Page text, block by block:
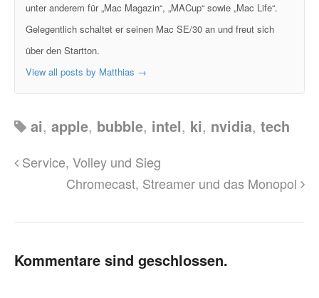
unter anderem für „Mac Magazin“, „MACup“ sowie „Mac Life“.
Gelegentlich schaltet er seinen Mac SE/30 an und freut sich
über den Startton.
View all posts by Matthias →
ai, apple, bubble, intel, ki, nvidia, tech
Service, Volley und Sieg
Chromecast, Streamer und das Monopol
Kommentare sind geschlossen.